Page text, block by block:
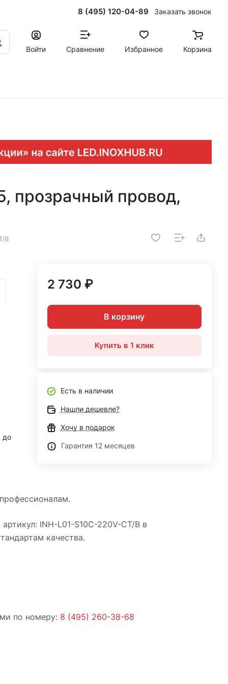
8 (495) 120-04-89 Заказать звонок
Войти Сравнение Избранное Корзина
прозрачный провод,
B
до
2 730 ₽
В корзину
Купить в 1 клик
Есть в наличии
Нашли дешевле?
Хочу в подарок
Гарантия 12 месяцев
INH-L01-S10C-220V-CT/B в
качества.
по номеру: 8 (495) 260-38-68